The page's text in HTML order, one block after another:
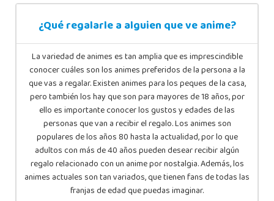
¿Qué regalarle a alguien que ve anime?
La variedad de animes es tan amplia que es imprescindible
conocer cuáles son los animes preferidos de la persona a la
que vas a regalar. Existen animes para los peques de la casa,
pero también los hay que son para mayores de 18 años, por
ello es importante conocer los gustos y edades de las
personas que van a recibir el regalo. Los animes son
populares de los años 80 hasta la actualidad, por lo que
adultos con más de 40 años pueden desear recibir algún
regalo relacionado con un anime por nostalgia. Además, los
animes actuales son tan variados, que tienen fans de todas las
franjas de edad que puedas imaginar.